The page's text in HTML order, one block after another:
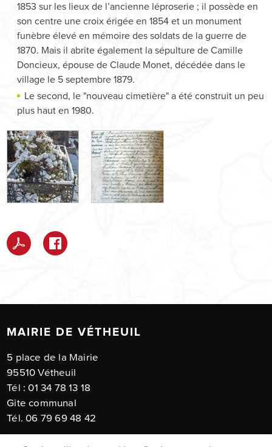
1853 sur les lieux de l’ancienne léproserie ; il possède en
son centre une croix érigée en 1854 et un monument
funèbre élevé en mémoire des soldats de la guerre de
1870. Mais il abrite également la sépulture de Camille
Doncieux, épouse de Claude Monet, décédée dans le
village le 5 septembre 1879.
Le second, le "nouveau cimetière" a été construit un peu
plus haut en 1980.
MAIRIE DE VÉTHEUIL
5 place de la Mairie
95510 Vétheuil
Tél : 01 34 78 13 18
Gite communal
Tél. 06 79 69 48 42